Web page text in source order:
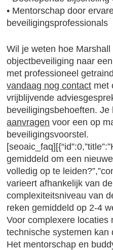
• Mentorschap door
beveiligingsprofessionals
Wil je weten hoe
objectbeveiliging naar
met professioneel
vandaag nog contact met
vrijblijvende
beveiligingsbehoeften.
aanvragen voor een op
beveiligingsvoorstel.
gemiddeld om een
volledig op te
varieert afhankelijk van
complexiteitsniveau van
reken gemiddeld op 2-4
Voor complexere locaties
technische systemen kan
Het mentorschap en